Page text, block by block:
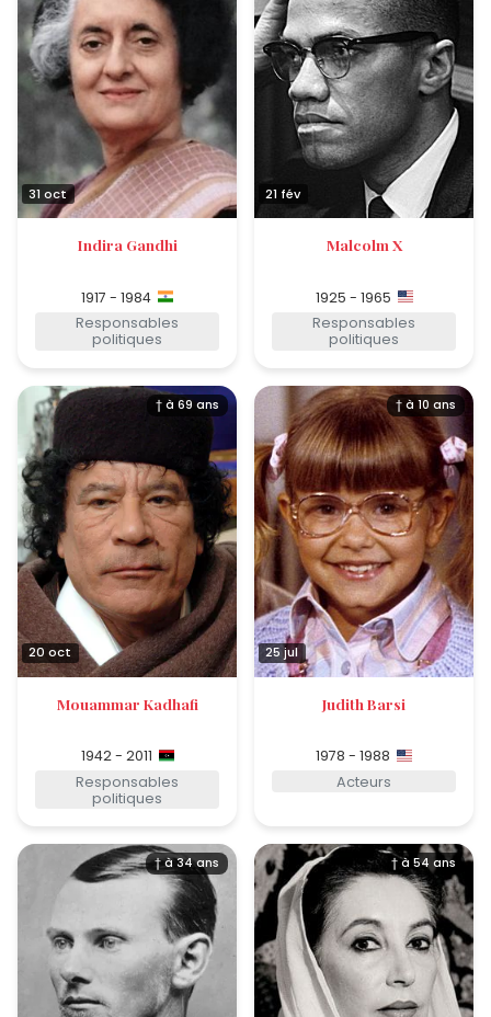
31 oct
Indira Gandhi
1917 - 1984
Responsables
politiques
21 fév
Malcolm X
1925 - 1965
Responsables
politiques
† à 69 ans
20 oct
Mouammar Kadhafi
1942 - 2011
Responsables
politiques
† à 10 ans
25 jul
Judith Barsi
1978 - 1988
Acteurs
† à 34 ans † à 54 ans